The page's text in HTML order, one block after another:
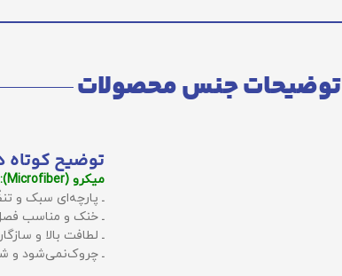
توضیحات جنس محصولات
توضیح کوتاه
میکرو (Microfiber):
ـ پارچه‌ای سبک و
ـ خنک و مناسب
ـ لطافت بالا و
ـ چروک‌نمی‌شود و